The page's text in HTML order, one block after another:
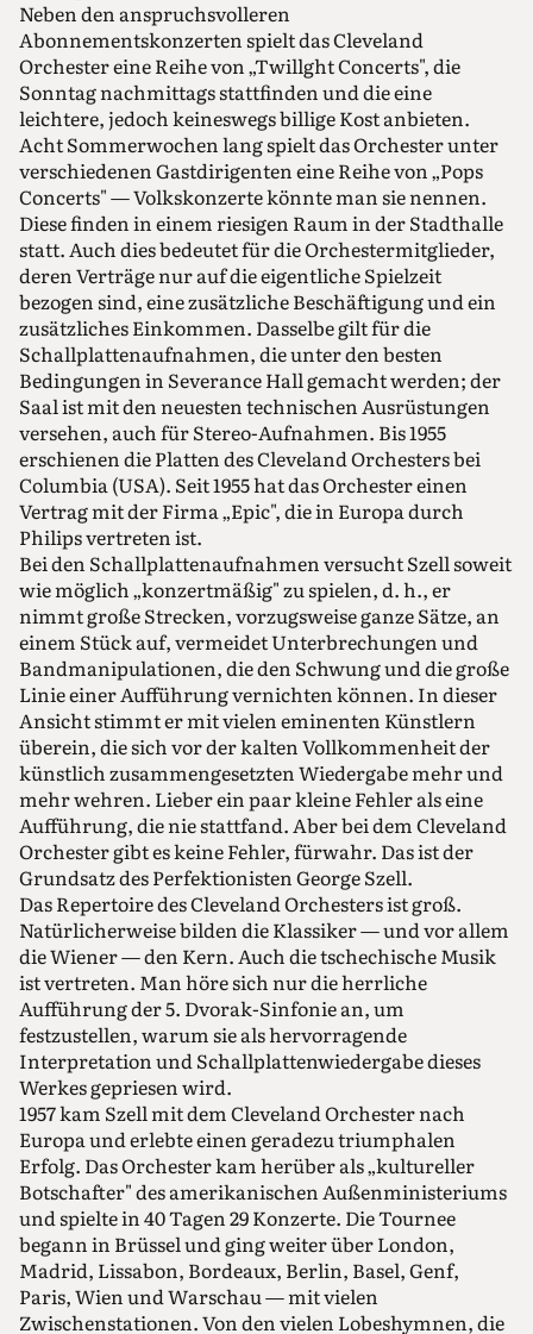
Neben den anspruchsvolleren
Abonnementskonzerten spielt das Cleveland
Orchester eine Reihe von „Twillght Concerts", die
Sonntag nachmittags stattfinden und die eine
leichtere, jedoch keineswegs billige Kost anbieten.
Acht Sommerwochen lang spielt das Orchester unter
verschiedenen Gastdirigenten eine Reihe von „Pops
Concerts" — Volkskonzerte könnte man sie nennen.
Diese finden in einem riesigen Raum in der Stadthalle
statt. Auch dies bedeutet für die Orchestermitglieder,
deren Verträge nur auf die eigentliche Spielzeit
bezogen sind, eine zusätzliche Beschäftigung und ein
zusätzliches Einkommen. Dasselbe gilt für die
Schallplattenaufnahmen, die unter den besten
Bedingungen in Severance Hall gemacht werden; der
Saal ist mit den neuesten technischen Ausrüstungen
versehen, auch für Stereo-Aufnahmen. Bis 1955
erschienen die Platten des Cleveland Orchesters bei
Columbia (USA). Seit 1955 hat das Orchester einen
Vertrag mit der Firma „Epic", die in Europa durch
Philips vertreten ist.
Bei den Schallplattenaufnahmen versucht Szell soweit
wie möglich „konzertmäßig" zu spielen, d. h., er
nimmt große Strecken, vorzugsweise ganze Sätze, an
einem Stück auf, vermeidet Unterbrechungen und
Bandmanipulationen, die den Schwung und die große
Linie einer Aufführung vernichten können. In dieser
Ansicht stimmt er mit vielen eminenten Künstlern
überein, die sich vor der kalten Vollkommenheit der
künstlich zusammengesetzten Wiedergabe mehr und
mehr wehren. Lieber ein paar kleine Fehler als eine
Aufführung, die nie stattfand. Aber bei dem Cleveland
Orchester gibt es keine Fehler, fürwahr. Das ist der
Grundsatz des Perfektionisten George Szell.
Das Repertoire des Cleveland Orchesters ist groß.
Natürlicherweise bilden die Klassiker — und vor allem
die Wiener — den Kern. Auch die tschechische Musik
ist vertreten. Man höre sich nur die herrliche
Aufführung der 5. Dvorak-Sinfonie an, um
festzustellen, warum sie als hervorragende
Interpretation und Schallplattenwiedergabe dieses
Werkes gepriesen wird.
1957 kam Szell mit dem Cleveland Orchester nach
Europa und erlebte einen geradezu triumphalen
Erfolg. Das Orchester kam herüber als „kultureller
Botschafter" des amerikanischen Außenministeriums
und spielte in 40 Tagen 29 Konzerte. Die Tournee
begann in Brüssel und ging weiter über London,
Madrid, Lissabon, Bordeaux, Berlin, Basel, Genf,
Paris, Wien und Warschau — mit vielen
Zwischenstationen. Von den vielen Lobeshymnen, die